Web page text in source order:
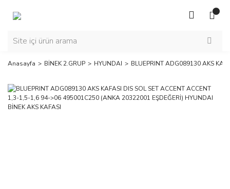
Anasayfa BİNEK 2.GRUP HYUNDAI BLUEPRINT ADG089130 AKS